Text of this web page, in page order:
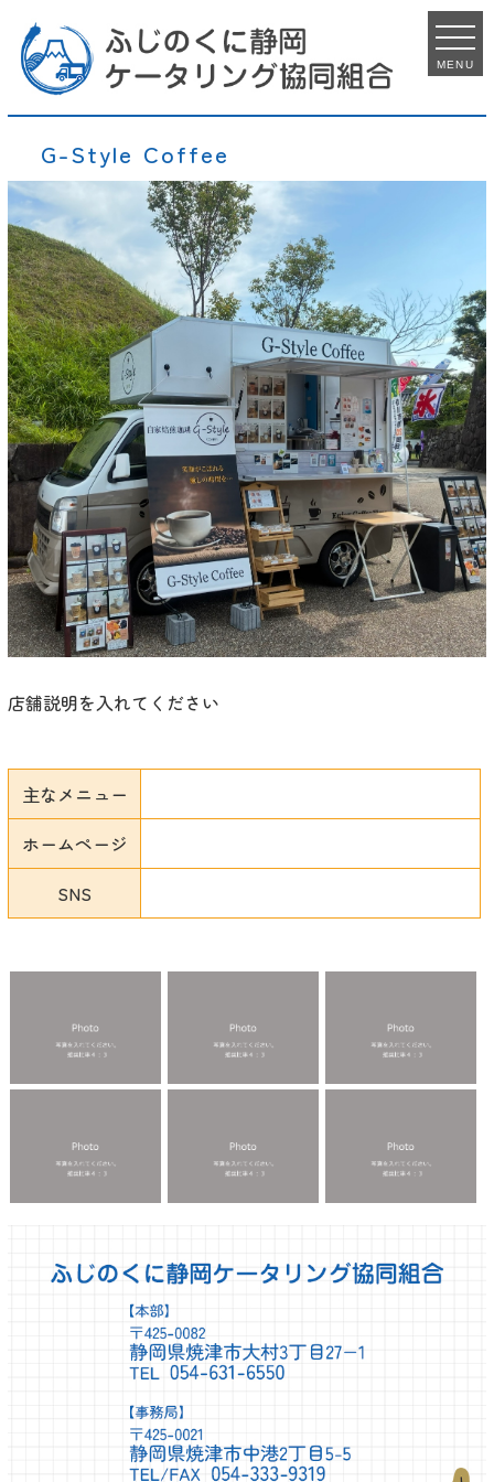
MENU
G-Style Coffee
店舗説明を入れてください
主なメニュー
ホームページ
SNS